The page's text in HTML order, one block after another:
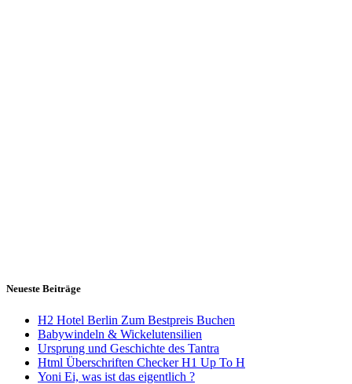
Neueste Beiträge
H2 Hotel Berlin Zum Bestpreis Buchen
Babywindeln & Wickelutensilien
Ursprung und Geschichte des Tantra
Html Überschriften Checker H1 Up To H
Yoni Ei, was ist das eigentlich ?